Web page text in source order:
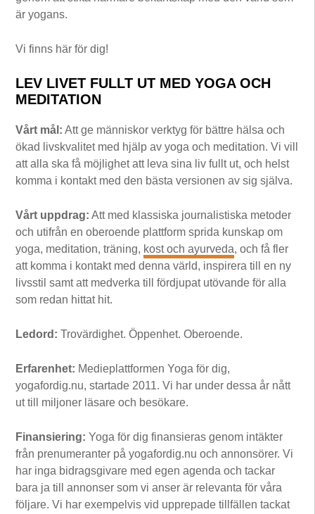
är yogans.
Vi finns här för dig!
LEV LIVET FULLT UT MED YOGA OCH
MEDITATION
Vårt mål: Att ge människor verktyg för bättre hälsa och
ökad livskvalitet med hjälp av yoga och meditation. Vi vill
att alla ska få möjlighet att leva sina liv fullt ut, och helst
komma i kontakt med den bästa versionen av sig själva.
Vårt uppdrag: Att med klassiska journalistiska metoder
och utifrån en oberoende plattform sprida kunskap om
yoga, meditation, träning, kost och ayurveda, och få fler
att komma i kontakt med denna värld, inspirera till en ny
livsstil samt att medverka till fördjupat utövande för alla
som redan hittat hit.
Ledord: Trovärdighet. Öppenhet. Oberoende.
Erfarenhet: Medieplattformen Yoga för dig,
yogafordig.nu, startade 2011. Vi har under dessa år nått
ut till miljoner läsare och besökare.
Finansiering: Yoga för dig finansieras genom intäkter
från prenumeranter på yogafordig.nu och annonsörer. Vi
har inga bidragsgivare med egen agenda och tackar
bara ja till annonser som vi anser är relevanta för våra
följare. Vi har exempelvis vid upprepade tillfällen tackat